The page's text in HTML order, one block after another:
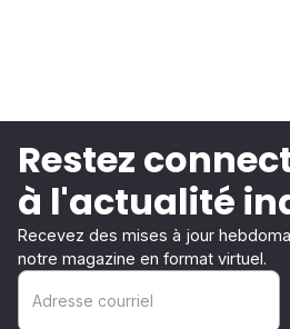
Restez
à l'actualité
Recevez des mises à jour
notre magazine en format virtuel.